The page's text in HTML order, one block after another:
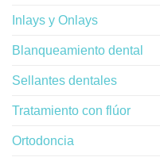
Inlays y Onlays
Blanqueamiento dental
Sellantes dentales
Tratamiento con flúor
Ortodoncia